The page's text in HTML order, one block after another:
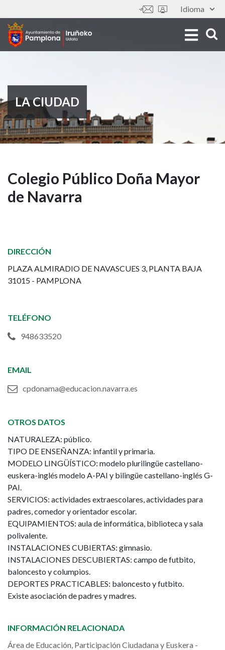
al
contenido
principal
Idioma
Tools
LA CIUDAD
Colegio
Público
Mayor
de
Navarra
Colegio Público Doña Mayor
de Navarra
DIRECCIÓN
PLAZA ALMIRADIO DE NAVASCUES 3, PLANTA BAJA
31015 - PAMPLONA
TELÉFONO
948633520
EMAIL
cpdonama@educacion.navarra.es
OTROS DATOS
NATURALEZA: público.
TIPO DE ENSEÑANZA: infantil y primaria.
MODELO LINGÜÍSTICO: modelo plurilingüe castellano-
euskera-inglés modelo A-PAI y bilingüe castellano-inglés G-
PAI.
SERVICIOS: actividades extraescolares, actividades para
padres, comedor y orientador escolar.
EQUIPAMIENTOS: aula de informática, biblioteca y sala
polivalente.
INSTALACIONES CUBIERTAS: gimnasio.
INSTALACIONES DESCUBIERTAS: campo de futbito,
baloncesto y columpios.
DEPORTES PRACTICABLES: baloncesto y futbito.
Existe asociación de padres y madres.
INFORMACIÓN RELACIONADA
Área de Educación, Participación Ciudadana y Euskera -